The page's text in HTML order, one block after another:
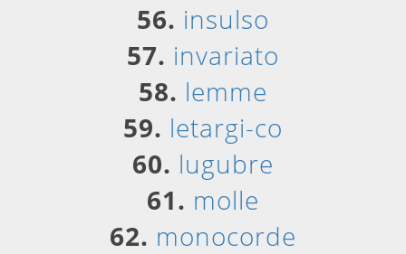
56. insulso
57. invariato
58. lemme
59. letargi-co
60. lugubre
61. molle
62. monocorde